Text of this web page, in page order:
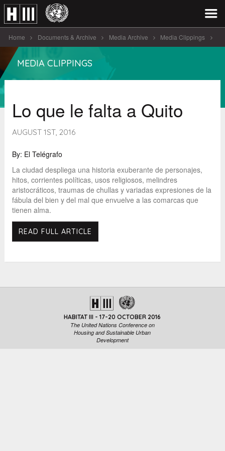
Home Documents & Archive Media Archive Media Clippings
Lo que le falta a Quito
MEDIA CLIPPINGS
Lo que le falta a Quito
AUGUST 1ST, 2016
By: El Telégrafo
La ciudad despliega una historia exuberante de personajes,
hitos, corrientes políticas, usos religiosos, melindres
aristocráticos, traumas de chullas y variadas expresiones de la
fábula del bien y del mal que envuelve a las comarcas que
tienen alma.
READ FULL ARTICLE
HABITAT III - 17-20 OCTOBER 2016
The United Nations Conference on
Housing and Sustainable Urban
Development